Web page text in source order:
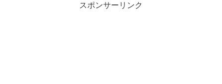
スポンサーリンク